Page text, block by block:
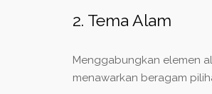
2. Tema Alam
Menggabungkan elemen
menawarkan beragam